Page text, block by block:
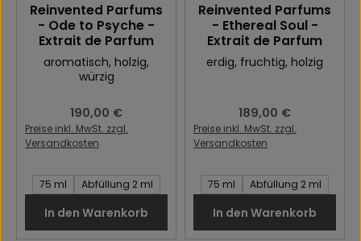
Reinvented Parfums
- Ode to Psyche -
Extrait de Parfum
aromatisch, holzig,
würzig
Regulärer Preis:
190,00 €
Preise inkl. MwSt. zzgl.
Versandkosten
Inhalt des Artikel:
75 ml Abfüllung 2 ml
In den Warenkorb
Reinvented Parfums
- Ethereal Soul -
Extrait de Parfum
erdig, fruchtig, holzig
Regulärer Preis:
189,00 €
Preise inkl. MwSt. zzgl.
Versandkosten
Inhalt des Artikel:
75 ml Abfüllung 2 ml
In den Warenkorb